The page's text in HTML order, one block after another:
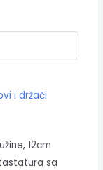
i držači
12cm
sa